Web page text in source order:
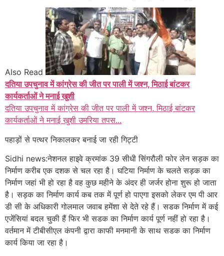
Also Read
दतिया उपचुनाव में कांग्रेस की जीत पर पाली में जश्न, मिठाई बांटकर
कार्यकर्ताओं ने मनाई खुशी
दतिया उपचुनाव में कांग्रेस की जीत पर पाली में जश्न, मिठाई बांटकर
कार्यकर्ताओं ने मनाई खुशी उमरिया तपस...
पहाड़ों से पत्थर निकालकर बनाई जा रही गिट्टी
Sidhi news:नेशनल हाइवे क्रमांक 39 सीधी सिंगरौली फोर लेन सड़क का
निर्माण करीब एक दशक से चल रहा है। घटिया निर्माण के चलते सड़क का
निर्माण जहां भी हो रहा है वह कुछ महीने के अंदर ही जर्जर होना शुरू हो जाता
है। सड़क का निर्माण कार्य कब तक में पूर्ण हो पाएगा इसको लेकर एम पी आर
डी सी के अधिकारी गोलमाल जवाब हमेंशा से देते रहे हैं। सडक निर्माण में कई
एजेंसियां बदल चुकी हैं फिर भी सडक का निर्माण कार्य पूर्ण नहीं हो रहा है।
वर्तमान में टीबीसीएल कंपनी द्वारा काफी मनमानी के साथ सडक का निर्माण
कार्य किया जा रहा है।